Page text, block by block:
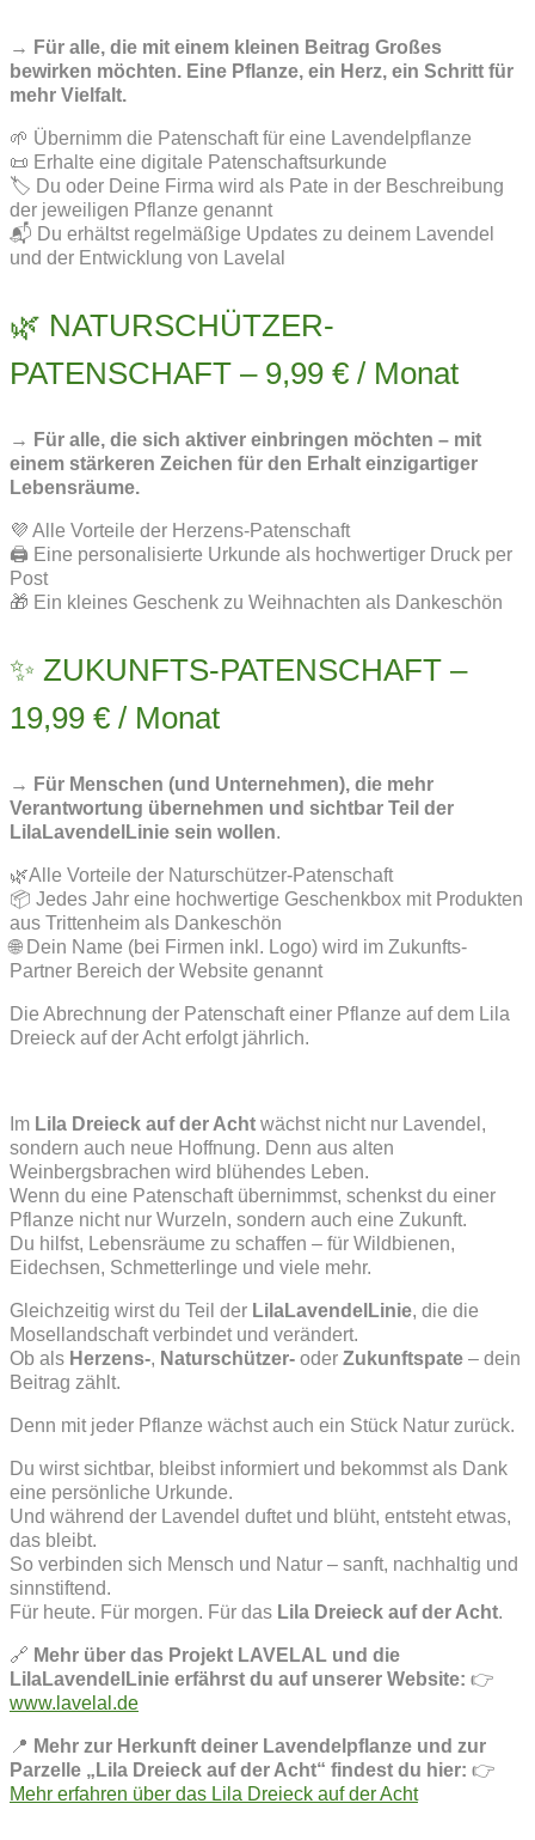
→ Für alle, die mit einem kleinen Beitrag Großes
bewirken möchten. Eine Pflanze, ein Herz, ein Schritt für
mehr Vielfalt.
🌱 Übernimm die Patenschaft für eine Lavendelpflanze
📜 Erhalte eine digitale Patenschaftsurkunde
🏷️ Du oder Deine Firma wird als Pate in der Beschreibung
der jeweiligen Pflanze genannt
📬 Du erhältst regelmäßige Updates zu deinem Lavendel
und der Entwicklung von Lavelal
🌿 NATURSCHÜTZER-
PATENSCHAFT – 9,99 € / Monat
→ Für alle, die sich aktiver einbringen möchten – mit
einem stärkeren Zeichen für den Erhalt einzigartiger
Lebensräume.
💜 Alle Vorteile der Herzens-Patenschaft
🖨️ Eine personalisierte Urkunde als hochwertiger Druck per
Post
🎁 Ein kleines Geschenk zu Weihnachten als Dankeschön
✨ ZUKUNFTS-PATENSCHAFT –
19,99 € / Monat
→ Für Menschen (und Unternehmen), die mehr
Verantwortung übernehmen und sichtbar Teil der
LilaLavendelLinie sein wollen.
🌿Alle Vorteile der Naturschützer-Patenschaft
📦 Jedes Jahr eine hochwertige Geschenkbox mit Produkten
aus Trittenheim als Dankeschön
🌐 Dein Name (bei Firmen inkl. Logo) wird im Zukunfts-
Partner Bereich der Website genannt
Die Abrechnung der Patenschaft einer Pflanze auf dem Lila
Dreieck auf der Acht erfolgt jährlich.
Im Lila Dreieck auf der Acht wächst nicht nur Lavendel,
sondern auch neue Hoffnung. Denn aus alten
Weinbergsbrachen wird blühendes Leben.
Wenn du eine Patenschaft übernimmst, schenkst du einer
Pflanze nicht nur Wurzeln, sondern auch eine Zukunft.
Du hilfst, Lebensräume zu schaffen – für Wildbienen,
Eidechsen, Schmetterlinge und viele mehr.
Gleichzeitig wirst du Teil der LilaLavendelLinie, die die
Mosellandschaft verbindet und verändert.
Ob als Herzens-, Naturschützer- oder Zukunftspate – dein
Beitrag zählt.
Denn mit jeder Pflanze wächst auch ein Stück Natur zurück.
Du wirst sichtbar, bleibst informiert und bekommst als Dank
eine persönliche Urkunde.
Und während der Lavendel duftet und blüht, entsteht etwas,
das bleibt.
So verbinden sich Mensch und Natur – sanft, nachhaltig und
sinnstiftend.
Für heute. Für morgen. Für das Lila Dreieck auf der Acht.
🔗 Mehr über das Projekt LAVELAL und die
LilaLavendelLinie erfährst du auf unserer Website: 👉
www.lavelal.de
📍 Mehr zur Herkunft deiner Lavendelpflanze und zur
Parzelle „Lila Dreieck auf der Acht“ findest du hier: 👉
Mehr erfahren über das Lila Dreieck auf der Acht